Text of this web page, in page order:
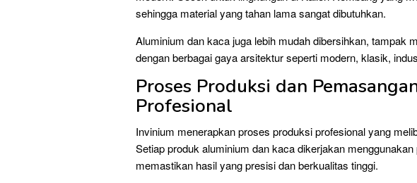
sehingga material yang tahan lama sangat dibutuhkan.
Aluminium dan kaca juga lebih mudah dibersihkan, tampak
dengan berbagai gaya arsitektur seperti modern, klasik,
Proses Produksi dan
Profesional
Invinium menerapkan proses produksi profesional yang
Setiap produk aluminium dan kaca dikerjakan
memastikan hasil yang presisi dan berkualitas tinggi.